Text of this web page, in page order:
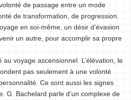
de passage entre un mode
de transformation, de progression.
en soi-même, un désir d’évasion
un autre, pour accomplir sa propre
voyage ascensionnel. L’élévation, le
pas seulement à une volonté
Ce sont aussi les signes
G. Bachelard parle d’un complexe de